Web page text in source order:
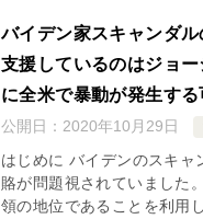
バイデン家スキャンダ
支援しているのはジョ
に全米で暴動が発生する
公開日： 2020年10月29日
はじめに バイデンのスキ
賂が問題視されていました
領の地位であることを利用